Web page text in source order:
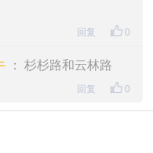
板娘的态度很好，
0
回复
： 杉杉路和云林路
0
回复